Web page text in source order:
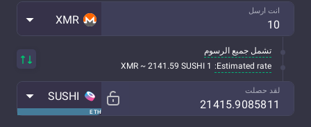
انت ارسل
XMR
تشمل جميع الرسوم
Estimated rate:
1 XMR ~ 2141.59 SUSHI
لقد حصلت
ETH
SUSHI